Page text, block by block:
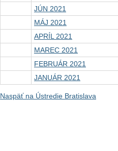
JÚN 2021
MÁJ 2021
APRÍL 2021
MAREC 2021
FEBRUÁR 2021
JANUÁR 2021
Naspäť na Ústredie Bratislava